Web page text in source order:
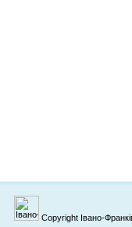
Copyright Івано-